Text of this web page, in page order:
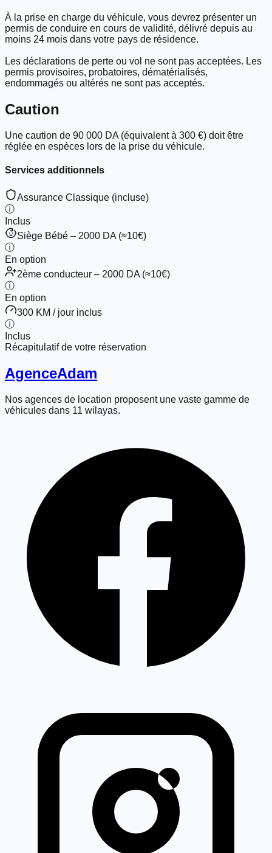
À la prise en charge du véhicule, vous devrez présenter un
permis de conduire en cours de validité, délivré depuis au
moins 24 mois dans votre pays de résidence.
Les déclarations de perte ou vol ne sont pas acceptées. Les
permis provisoires, probatoires, dématérialisés,
endommagés ou altérés ne sont pas acceptés.
Caution
Une caution de 90 000 DA (équivalent à 300 €) doit être
réglée en espèces lors de la prise du véhicule.
Services additionnels
Assurance Classique (incluse)
ⓘ
Inclus
Siège Bébé – 2000 DA (≈10€)
ⓘ
En option
2ème conducteur – 2000 DA (≈10€)
ⓘ
En option
300 KM / jour inclus
ⓘ
Inclus
Récapitulatif de votre réservation
AgenceAdam
Nos agences de location proposent une vaste gamme de
véhicules dans 11 wilayas.